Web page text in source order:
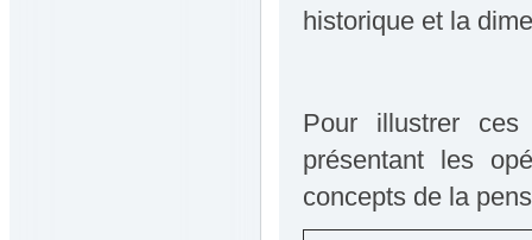
historique et la
Pour illustrer ces
présentant les
concepts de la